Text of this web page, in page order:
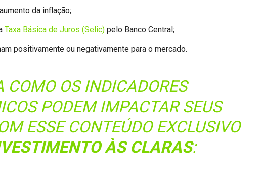
da inflação;
Taxa Básica de Juros (Selic) pelo Banco Central;
positivamente ou negativamente para o mercado.
OS INDICADORES
PODEM IMPACTAR SEUS
ESSE CONTEÚDO EXCLUSIVO
ÀS CLARAS: